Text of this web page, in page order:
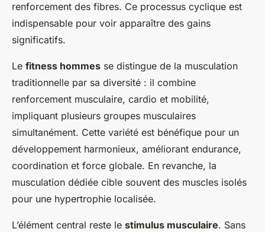
renforcement des fibres. Ce processus cyclique est
indispensable pour voir apparaître des gains
significatifs.
Le fitness hommes se distingue de la musculation
traditionnelle par sa diversité : il combine
renforcement musculaire, cardio et mobilité,
impliquant plusieurs groupes musculaires
simultanément. Cette variété est bénéfique pour un
développement harmonieux, améliorant endurance,
coordination et force globale. En revanche, la
musculation dédiée cible souvent des muscles isolés
pour une hypertrophie localisée.
L’élément central reste le stimulus musculaire. Sans